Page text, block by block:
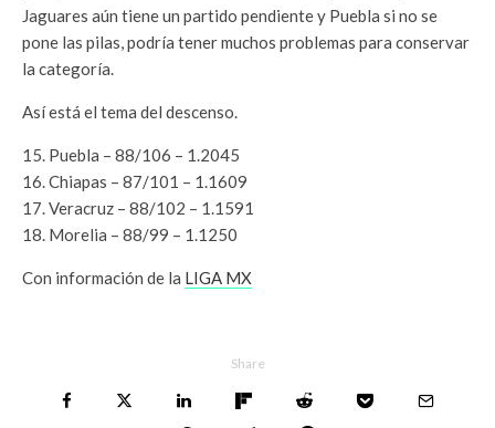
Jaguares aún tiene un partido pendiente y Puebla si no se
pone las pilas, podría tener muchos problemas para conservar
la categoría.
Así está el tema del descenso.
15. Puebla – 88/106 – 1.2045
16. Chiapas – 87/101 – 1.1609
17. Veracruz – 88/102 – 1.1591
18. Morelia – 88/99 – 1.1250
Con información de la LIGA MX
Share